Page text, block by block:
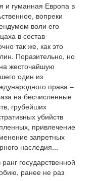
и гуманная Европа в
вопреки
воли его
в состав
так же, как это
Поразительно, но
жесточайшую
один из
права –
на бесчисленные
грубейших
убийств
привлечение
запретных
наследия...
государственной
ранее не раз